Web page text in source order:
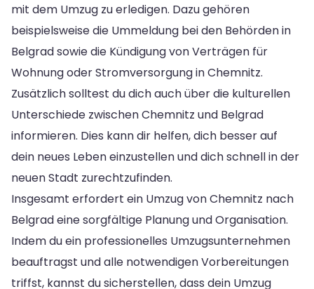
mit dem Umzug zu erledigen. Dazu gehören
beispielsweise die Ummeldung bei den Behörden in
Belgrad sowie die Kündigung von Verträgen für
Wohnung oder Stromversorgung in Chemnitz.
Zusätzlich solltest du dich auch über die kulturellen
Unterschiede zwischen Chemnitz und Belgrad
informieren. Dies kann dir helfen, dich besser auf
dein neues Leben einzustellen und dich schnell in der
neuen Stadt zurechtzufinden.
Insgesamt erfordert ein Umzug von Chemnitz nach
Belgrad eine sorgfältige Planung und Organisation.
Indem du ein professionelles Umzugsunternehmen
beauftragst und alle notwendigen Vorbereitungen
triffst, kannst du sicherstellen, dass dein Umzug